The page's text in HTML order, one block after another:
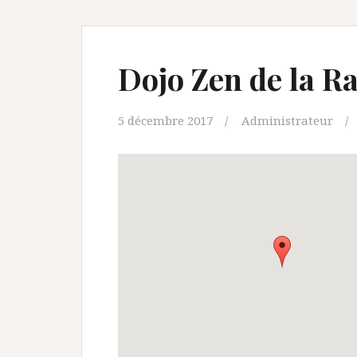
Dojo Zen de la
5 décembre 2017 Administrateur